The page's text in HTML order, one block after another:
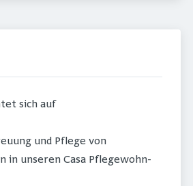
sich auf
und Pflege von
in unseren Casa Pflege­wohn­